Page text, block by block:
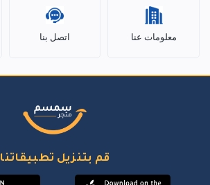
معلومات عنا اتصل بنا
قم بتنزيل تطبيقاتنا